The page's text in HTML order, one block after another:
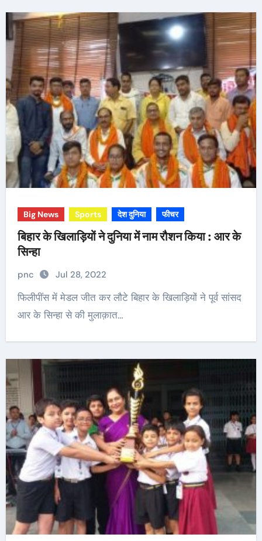
Big News Sports देश दुनिया फीचर
बिहार के खिलाड़ियों ने दुनिया में नाम रौशन किया : आर के
सिन्हा
pnc Jul 28, 2022
फिलीपींस में मेडल जीत कर लौटे बिहार के खिलाड़ियों ने पूर्व सांसद
आर के सिन्हा से की मुलाक़ात…